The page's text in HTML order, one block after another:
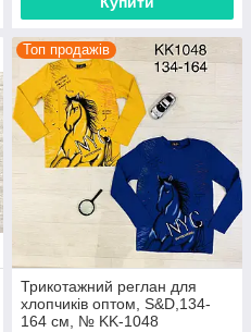
Топ продажів
Трикотажний реглан для
хлопчиків оптом, S&D,134-
164 см, № KK-1048